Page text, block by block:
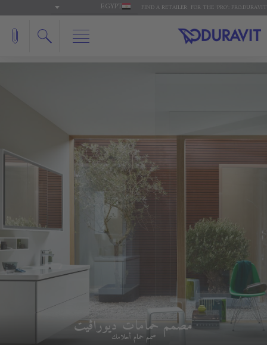
FOR THE 'PRO': PRO.DURAVIT
FIND A RETAILER
EGYPT
مصمم حمامات ديوراڨيت
صمم حمام أحلامك